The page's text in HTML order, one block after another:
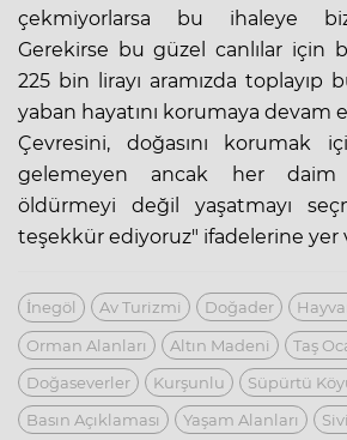
çekmiyorlarsa bu ihaleye
Gerekirse bu güzel canlılar için
225 bin lirayı aramızda toplayıp
yaban hayatını korumaya devam
Çevresini, doğasını korumak
gelemeyen ancak her daim
öldürmeyi değil yaşatmayı
teşekkür ediyoruz" ifadelerine yer
İnegöl Av Turizmi Doğader
Orman Alanları
Altın Madeni Taş
Doğaseverler
Kurşunlu Süpürtü
Basın Açıklaması
Yaşam Alanları